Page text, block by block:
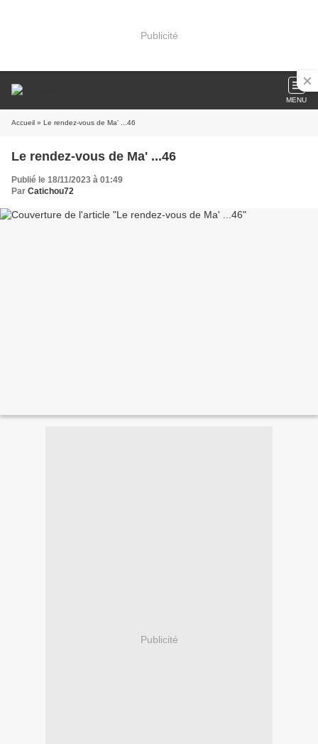
Publicité
MENU
Accueil » Le rendez-vous de Ma' ...46
Le rendez-vous de Ma' ...46
Publié le 18/11/2023 à 01:49
Par Catichou72
Publicité